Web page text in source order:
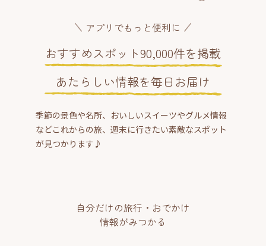
アプリでもっと便利に
おすすめスポット90,000件を掲載
あたらしい情報を毎日お届け
季節の景色や名所、おいしいスイーツやグルメ情報
などこれからの旅、週末に行きたい素敵なスポット
が見つかります♪
自分だけの旅行・おでかけ
情報がみつかる